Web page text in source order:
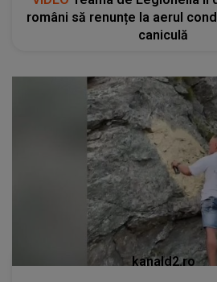
români să renunțe la aerul
caniculă
kanald2.ro